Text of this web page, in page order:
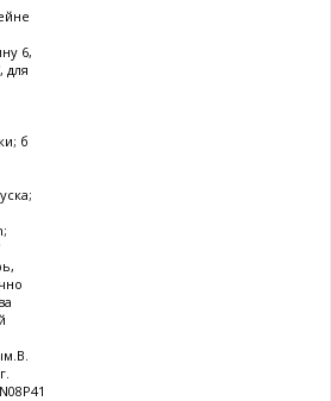
6,
для
б